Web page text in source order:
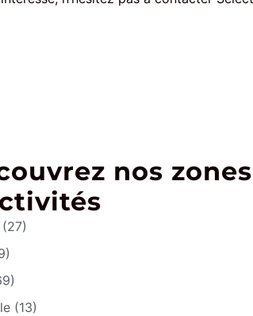
nos zones
(13)